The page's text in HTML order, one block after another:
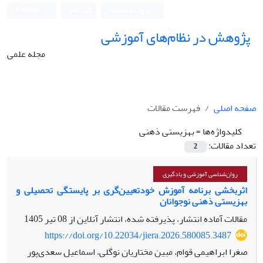
پژوهش در نظام‌های آموزشی
مجله علمی
صفحه اصلی
فهرست مقالات
کلیدواژه‌ها =بهزیستی ذهنی
تعداد مقالات:
2
روان‌شناسی آموزشی و یادگیری
اثربخشی برنامه آموزش خودتعیین‌گری بر پایستگی تحصیلی و
بهزیستی ذهنی نوجوانان
مقالات آماده انتشار، پذیرفته شده، انتشار آنلاین از08 تیر 1405
https://doi.org/10.22034/jiera.2026.580085.3487
صغرا ابراهیمی قوام، مبین مختاریان نوگلی، اسماعیل سعدی‌پور